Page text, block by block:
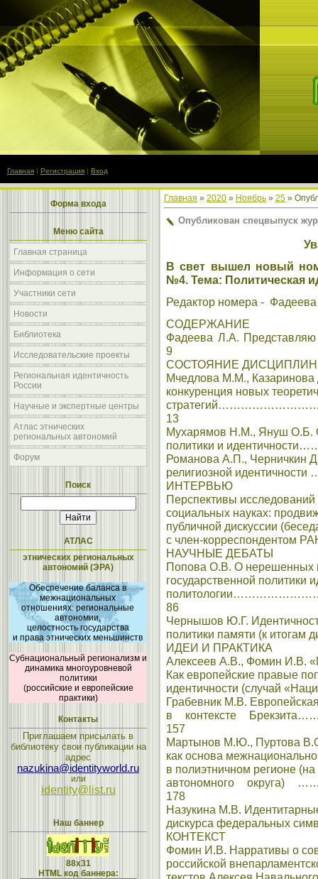
Главная | Регистрация | Вход
Форма входа
Меню сайта
Главная страница
Информация о сети
Участники сети
Новости
Библиотека
Исследовательские проекты
Региональная идентичность
России
Научные и экспертные центры
Атлас этнических
региональных автономий
Форум
Поиск
АТЛАС
этнических региональных
автономий (ЭРА)
Обеспечение баланса в
межнациональных
отношениях: региональные
автономии,
целостность государства
и права этнических меньшинств
Субнациональный регионализм и
динамика многоуровневой
политики
(российские и европейские
практики)
Контакты
Приглашаем присылать в
библиотеку свои публикации на
адрес
nazukina@identityworld.ru
или
identity@list.ru
Наш баннер
88x31
HTML код баннера:
Главная » 2020 » Ноябрь » 25 »
Опубликован спецвыпуск
В свет вышел новый
№4. Тема: Политическая
Редактор номера -
СОДЕРЖАНИЕ
Фадеева Л.А.
9
СОСТОЯНИЕ
Мчедлова М.М., Казаринова
конкуренция новых
13
Мухарямов Н.М., Януш О.Б.
политики и
Романова А.П., Черничкин
религиозной
ИНТЕРВЬЮ
Перспективы исследований
социальных науках:
публичной дискуссии
с член-
НАУЧНЫЕ ДЕБАТЫ
Попова О.В. О нерешенных
государственной политики
86
Чернышов Ю.Г.
политики памяти (к
ИДЕИ И ПРАКТИКА
Алексеев А.В., Фомин И.В.
Как европейские правые
идентичности (случай
Грабевник М.В.
в контексте
157
Мартынов М.Ю., Пуртова
как основа
в полиэтничном регионе
автономного
178
Назукина М.В.
дискурса федеральных
КОНТЕКСТ
Фомин И.В. Нарративы о
российской